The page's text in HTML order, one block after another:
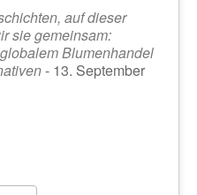
auf dieser
sie gemeinsam:
Blumenhandel
- 13. September